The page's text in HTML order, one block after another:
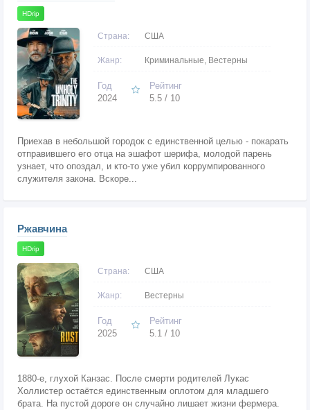
HDrip
Страна: США
Жанр: Криминальные, Вестерны
Год
2024
Рейтинг
5.5 / 10
Приехав в небольшой городок с единственной целью - покарать
отправившего его отца на эшафот шерифа, молодой парень
узнает, что опоздал, и кто-то уже убил коррумпированного
служителя закона. Вскоре...
Ржавчина
HDrip
Страна: США
Жанр: Вестерны
Год
2025
Рейтинг
5.1 / 10
1880-е, глухой Канзас. После смерти родителей Лукас
Холлистер остаётся единственным оплотом для младшего
брата. На пустой дороге он случайно лишает жизни фермера.